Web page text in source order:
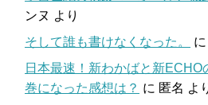
ンヌ より
そして誰も書けなくなった。
に
日本最速！新わかばと新
巻になった感想は？ に 匿名 よ